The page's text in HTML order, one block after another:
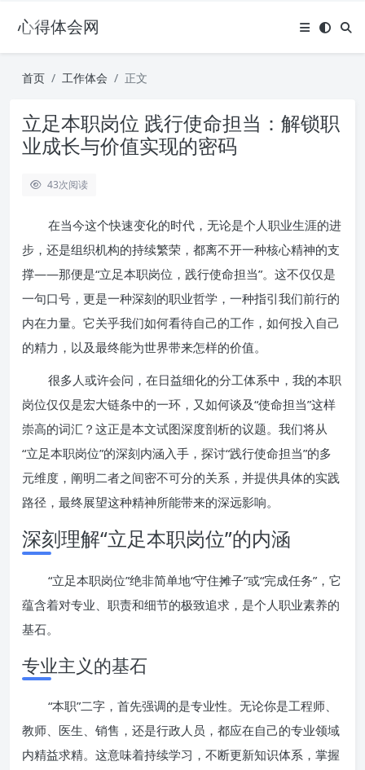
心得体会网
首页 工作体会 正文
立足本职岗位 践行使命担当：解锁职
业成长与价值实现的密码
43次阅读
在当今这个快速变化的时代，无论是个人职业生涯的进
步，还是组织机构的持续繁荣，都离不开一种核心精神的支
撑——那便是“立足本职岗位，践行使命担当”。这不仅仅是
一句口号，更是一种深刻的职业哲学，一种指引我们前行的
内在力量。它关乎我们如何看待自己的工作，如何投入自己
的精力，以及最终能为世界带来怎样的价值。
很多人或许会问，在日益细化的分工体系中，我的本职
岗位仅仅是宏大链条中的一环，又如何谈及“使命担当”这样
崇高的词汇？这正是本文试图深度剖析的议题。我们将从
“立足本职岗位”的深刻内涵入手，探讨“践行使命担当”的多
元维度，阐明二者之间密不可分的关系，并提供具体的实践
路径，最终展望这种精神所能带来的深远影响。
深刻理解“立足本职岗位”的内涵
“立足本职岗位”绝非简单地“守住摊子”或“完成任务”，它
蕴含着对专业、职责和细节的极致追求，是个人职业素养的
基石。
专业主义的基石
“本职”二字，首先强调的是专业性。无论你是工程师、
教师、医生、销售，还是行政人员，都应在自己的专业领域
内精益求精。这意味着持续学习，不断更新知识体系，掌握